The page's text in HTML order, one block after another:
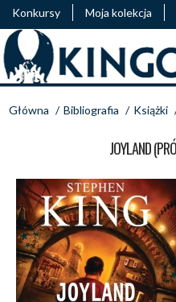
Konkursy Moja kolekcja
Główna / Bibliografia / Książki
JOYLAND